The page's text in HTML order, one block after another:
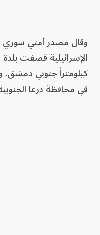
وقال مصدر أمني سوري
كيلومتراً جنوبي دمشق.
في محافظة درعا